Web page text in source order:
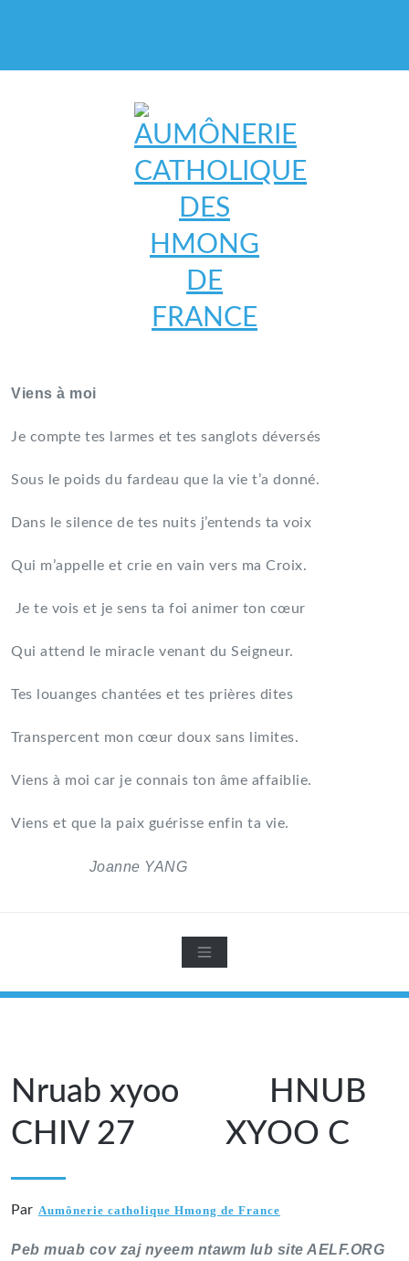
DES HMONG DE FRANCE
Viens à moi
Je compte tes larmes et tes sanglots déversés
Sous le poids du fardeau que la vie t’a donné.
Dans le silence de tes nuits j’entends ta voix
Qui m’appelle et crie en vain vers ma Croix.
Je te vois et je sens ta foi animer ton cœur
Qui attend le miracle venant du Seigneur.
Tes louanges chantées et tes prières dites
Transpercent mon cœur doux sans limites.
Viens à moi car je connais ton âme affaiblie.
Viens et que la paix guérisse enfin ta vie.
Joanne YANG
Nruab xyoo HNUB
CHIV 27 XYOO C
Par Aumônerie catholique Hmong de France
Peb muab cov zaj nyeem ntawm lub site AELF.ORG